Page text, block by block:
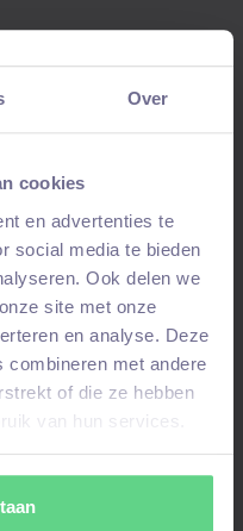
Over
cookies
en advertenties te
social media te bieden
Ook delen we
site met onze
en analyse. Deze
combineren met andere
of die ze hebben
van hun services.
nemen wij contact
van de